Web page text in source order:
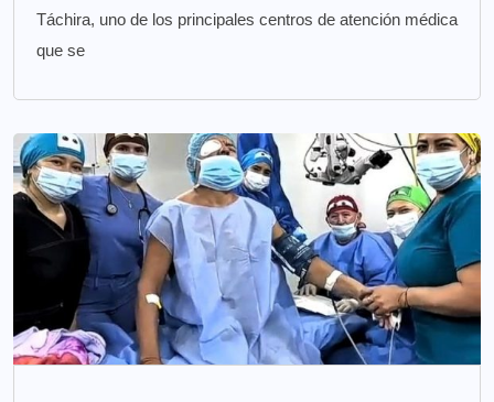
Táchira, uno de los principales centros de atención médica
que se